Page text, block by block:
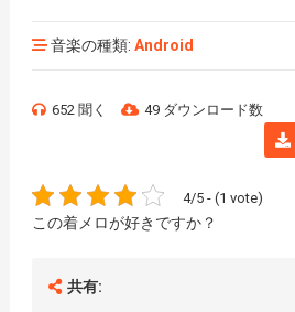
音楽の種類: Android
652 聞く 49 ダウンロード数
4/5 - (1 vote)
この着メロが好きですか？
共有: